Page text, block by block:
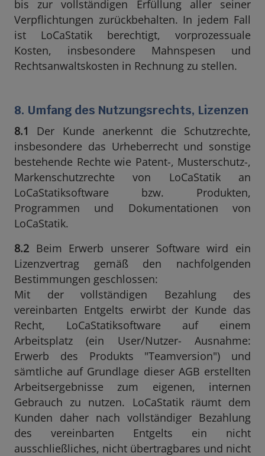
bis zur vollständigen Erfüllung aller seiner
Verpflichtungen zurückbehalten. In jedem Fall
ist LoCaStatik berechtigt, vorprozessuale
Kosten, insbesondere Mahnspesen und
Rechtsanwaltskosten in Rechnung zu stellen.
8. Umfang des Nutzungsrechts, Lizenzen
8.1
Der Kunde anerkennt die Schutzrechte,
insbesondere das Urheberrecht und sonstige
bestehende Rechte wie Patent-, Musterschutz-,
Markenschutzrechte von LoCaStatik an
LoCaStatiksoftware bzw. Produkten,
Programmen und Dokumentationen von
LoCaStatik.
8.2 Beim Erwerb unserer Software wird ein
Lizenzvertrag gemäß den nachfolgenden
Bestimmungen geschlossen:
Mit der vollständigen Bezahlung des
vereinbarten Entgelts erwirbt der Kunde das
Recht, LoCaStatiksoftware auf einem
Arbeitsplatz (ein User/Nutzer- Ausnahme:
Erwerb des Produkts "Teamversion") und
sämtliche auf Grundlage dieser AGB erstellten
Arbeitsergebnisse zum eigenen, internen
Gebrauch zu nutzen. LoCaStatik räumt dem
Kunden daher nach vollständiger Bezahlung
des vereinbarten Entgelts ein nicht
ausschließliches, nicht übertragbares und nicht